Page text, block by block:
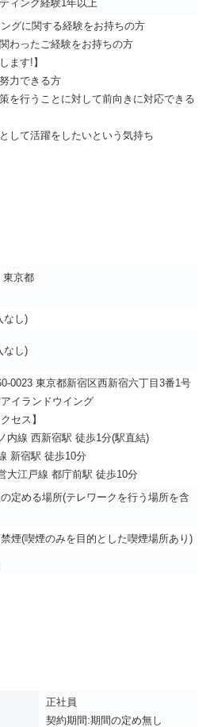
ィング経験1年以上
グに関する経験をお持ちの方
わったご経験をお持ちの方
ます!】
力できる方
を行うことに対して前向きに対応できる
して活躍をしたいという気持ち
東京都
なし)
なし)
0023 東京都新宿区西新宿六丁目3番1号
イランドウイング
クセス】
内線 西新宿駅 徒歩1分(駅直結)
新宿駅 徒歩10分
大江戸線 都庁前駅 徒歩10分
定める場所(テレワークを行う場所を含
煙(喫煙のみを目的とした喫煙場所あり)
正社員
契約期間:期間の定め無し